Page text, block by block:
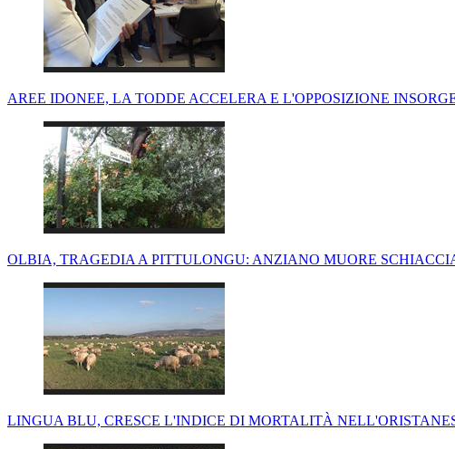
AREE IDONEE, LA TODDE ACCELERA E L'OPPOSIZIONE
OLBIA, TRAGEDIA A PITTULONGU: ANZIANO MUORE
LINGUA BLU, CRESCE L'INDICE DI MORTALITÀ